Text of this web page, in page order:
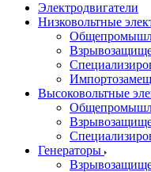
Электродвигатели
Низковольтные
Высоковольтные
Генераторы